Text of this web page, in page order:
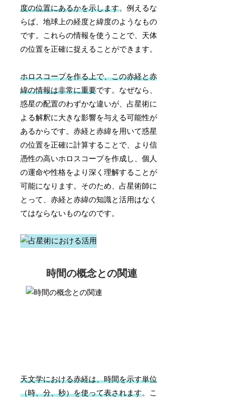
度の位置にあるかを示します。例えるな
らば、地球上の経度と緯度のようなもの
です。これらの情報を使うことで、天体
の位置を正確に捉えることができます。
ホロスコープを作る上で、この赤経と赤
緯の情報は非常に重要です。なぜなら、
惑星の配置のわずかな違いが、占星術に
よる解釈に大きな影響を与える可能性が
あるからです。赤経と赤緯を用いて惑星
の位置を正確に計算することで、より信
憑性の高いホロスコープを作成し、個人
の運命や性格をより深く理解することが
可能になります。そのため、占星術師に
とって、赤経と赤緯の知識と活用はなく
てはならないものなのです。
時間の概念との関連
天文学における赤経は、時間を示す単位
（時、分、秒）を使って表されます。こ